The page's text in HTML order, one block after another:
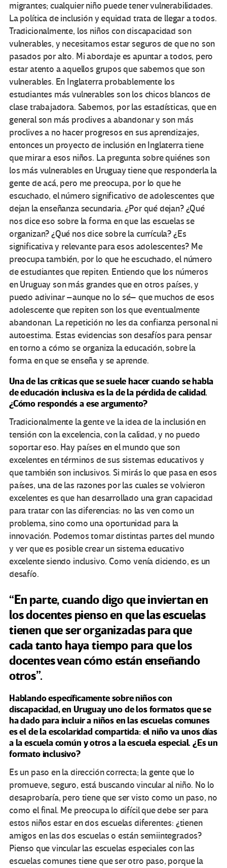
migrantes; cualquier niño puede tener vulnerabilidades.
La política de inclusión y equidad trata de llegar a todos.
Tradicionalmente, los niños con discapacidad son
vulnerables, y necesitamos estar seguros de que no son
pasados por alto. Mi abordaje es apuntar a todos, pero
estar atento a aquellos grupos que sabemos que son
vulnerables. En Inglaterra probablemente los
estudiantes más vulnerables son los chicos blancos de
clase trabajadora. Sabemos, por las estadísticas, que en
general son más proclives a abandonar y son más
proclives a no hacer progresos en sus aprendizajes,
entonces un proyecto de inclusión en Inglaterra tiene
que mirar a esos niños. La pregunta sobre quiénes son
los más vulnerables en Uruguay tiene que responderla la
gente de acá, pero me preocupa, por lo que he
escuchado, el número significativo de adolescentes que
dejan la enseñanza secundaria. ¿Por qué dejan? ¿Qué
nos dice eso sobre la forma en que las escuelas se
organizan? ¿Qué nos dice sobre la currícula? ¿Es
significativa y relevante para esos adolescentes? Me
preocupa también, por lo que he escuchado, el número
de estudiantes que repiten. Entiendo que los números
en Uruguay son más grandes que en otros países, y
puedo adivinar –aunque no lo sé– que muchos de esos
adolescente que repiten son los que eventualmente
abandonan. La repetición no les da confianza personal ni
autoestima. Estas evidencias son desafíos para pensar
en torno a cómo se organiza la educación, sobre la
forma en que se enseña y se aprende.
Una de las críticas que se suele hacer cuando se habla
de educación inclusiva es la de la pérdida de calidad.
¿Cómo respondés a ese argumento?
Tradicionalmente la gente ve la idea de la inclusión en
tensión con la excelencia, con la calidad, y no puedo
soportar eso. Hay países en el mundo que son
excelentes en términos de sus sistemas educativos y
que también son inclusivos. Si mirás lo que pasa en esos
países, una de las razones por las cuales se volvieron
excelentes es que han desarrollado una gran capacidad
para tratar con las diferencias: no las ven como un
problema, sino como una oportunidad para la
innovación. Podemos tomar distintas partes del mundo
y ver que es posible crear un sistema educativo
excelente siendo inclusivo. Como venía diciendo, es un
desafío.
“En parte, cuando digo que inviertan en
los docentes pienso en que las escuelas
tienen que ser organizadas para que
cada tanto haya tiempo para que los
docentes vean cómo están enseñando
otros”.
Hablando específicamente sobre niños con
discapacidad, en Uruguay uno de los formatos que se
ha dado para incluir a niños en las escuelas comunes
es el de la escolaridad compartida: el niño va unos días
a la escuela común y otros a la escuela especial. ¿Es un
formato inclusivo?
Es un paso en la dirección correcta; la gente que lo
promueve, seguro, está buscando vincular al niño. No lo
desaprobaría, pero tiene que ser visto como un paso, no
como el final. Me preocupa lo difícil que debe ser para
estos niños estar en dos escuelas diferentes: ¿tienen
amigos en las dos escuelas o están semiintegrados?
Pienso que vincular las escuelas especiales con las
escuelas comunes tiene que ser otro paso, porque la